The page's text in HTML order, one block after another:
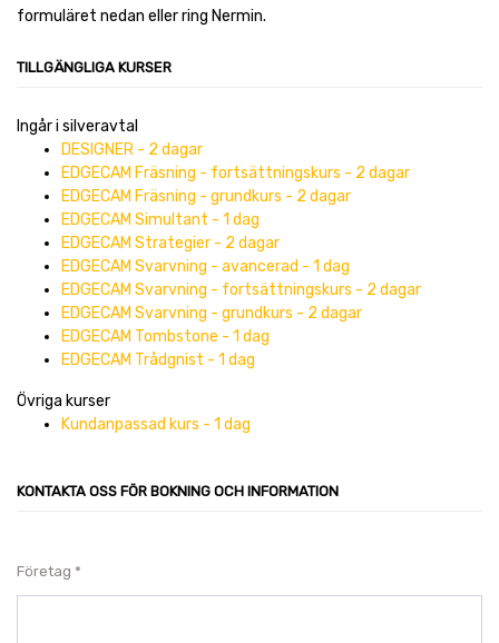
formuläret nedan eller ring Nermin.
TILLGÄNGLIGA KURSER
Ingår i silveravtal
DESIGNER - 2 dagar
EDGECAM Fräsning - fortsättningskurs - 2 dagar
EDGECAM Fräsning - grundkurs - 2 dagar
EDGECAM Simultant - 1 dag
EDGECAM Strategier - 2 dagar
EDGECAM Svarvning - avancerad - 1 dag
EDGECAM Svarvning - fortsättningskurs - 2 dagar
EDGECAM Svarvning - grundkurs - 2 dagar
EDGECAM Tombstone - 1 dag
EDGECAM Trådgnist - 1 dag
Övriga kurser
Kundanpassad kurs - 1 dag
KONTAKTA OSS FÖR BOKNING OCH INFORMATION
Företag